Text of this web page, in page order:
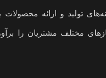
تولید و ارائه
مختلف مشتریان را